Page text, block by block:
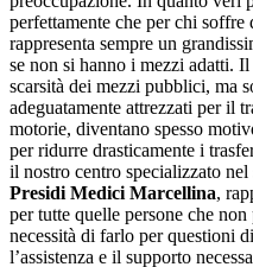
perfettamente che per chi
rappresenta sempre un
se non si hanno i mezzi adatti.
scarsità dei mezzi pubblici, ma
adeguatamente attrezzati per il
motorie, diventano spesso
per ridurre drasticamente i
il nostro centro specializzato nel
Presidi Medici Marcellina,
per tutte quelle persone che
necessità di farlo per questioni
l’assistenza e il supporto